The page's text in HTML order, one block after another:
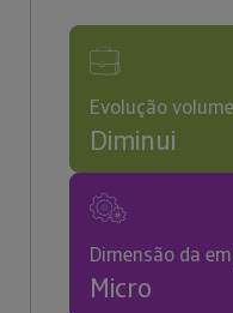
Evolução
Diminui
Dimensão da
Micro